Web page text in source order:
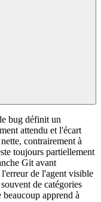
bug définit un
attendu et l'écart
contrairement à
toujours partiellement
Git avant
de l'agent visible
de catégories
apprend à